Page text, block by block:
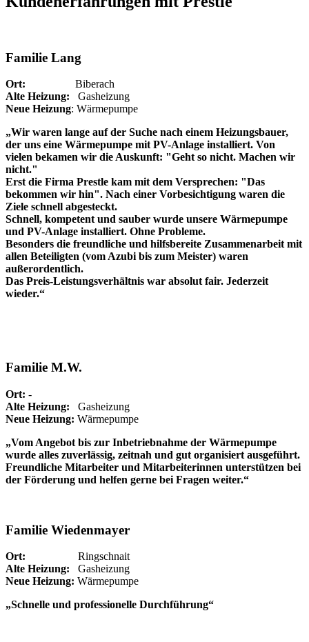
Familie Lang
Ort: Biberach
Alte Heizung: Gasheizung
Neue Heizung: Wärmepumpe
„Wir waren lange auf der Suche nach einem Heizungsbauer,
der uns eine Wärmepumpe mit PV-Anlage installiert. Von
vielen bekamen wir die Auskunft: "Geht so nicht. Machen wir
nicht."
Erst die Firma Prestle kam mit dem Versprechen: "Das
bekommen wir hin". Nach einer Vorbesichtigung waren die
Ziele schnell abgesteckt.
Schnell, kompetent und sauber wurde unsere Wärmepumpe
und PV-Anlage installiert. Ohne Probleme.
Besonders die freundliche und hilfsbereite Zusammenarbeit mit
allen Beteiligten (vom Azubi bis zum Meister) waren
außerordentlich.
Das Preis-Leistungsverhältnis war absolut fair. Jederzeit
wieder.“
Familie M.W.
Ort: -
Alte Heizung: Gasheizung
Neue Heizung: Wärmepumpe
„Vom Angebot bis zur Inbetriebnahme der Wärmepumpe
wurde alles zuverlässig, zeitnah und gut organisiert ausgeführt.
Freundliche Mitarbeiter und Mitarbeiterinnen unterstützen bei
der Förderung und helfen gerne bei Fragen weiter.“
Familie Wiedenmayer
Ort: Ringschnait
Alte Heizung: Gasheizung
Neue Heizung: Wärmepumpe
„Schnelle und professionelle Durchführung“